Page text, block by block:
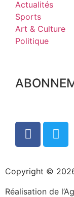
Actualités
Sports
Art & Culture
Politique
Copyright ©
Réalisation de